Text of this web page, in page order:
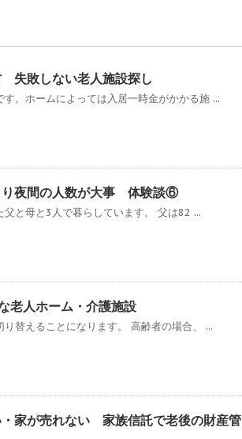
失敗しない老人施設探し
。ホームによっては入居一時金がかかる施 ...
り夜間の人数が大事 体験談⑥
と母と3人で暮らしています。 父は82 ...
老人ホーム・介護施設
替えることになります。 高齢者の場合、 ...
家が売れない 家族信託で老後の財産管